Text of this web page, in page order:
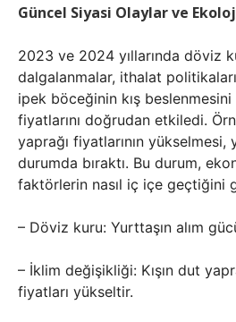
Güncel Siyasi Olaylar ve
2023 ve 2024 yıllarında döviz
dalgalanmalar, ithalat
ipek böceğinin kış beslenmesini
fiyatlarını doğrudan etkiledi.
yaprağı fiyatlarının
durumda bıraktı. Bu durum,
faktörlerin nasıl iç içe geçtiğini
– Döviz kuru: Yurttaşın alım
– İklim değişikliği: Kışın dut
fiyatları yükseltir.